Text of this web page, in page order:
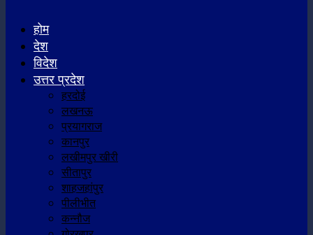
होम
देश
विदेश
उत्तर प्रदेश
हरदोई
लखनऊ
प्रयागराज
कानपुर
लखीमपुर खीरी
सीतापुर
शाहजहांपुर
पीलीभीत
कन्नौज